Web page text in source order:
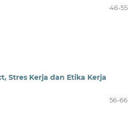
46-55
Stres Kerja dan Etika Kerja
56-66